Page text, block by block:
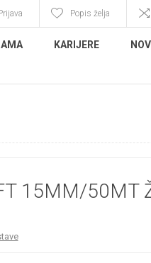
Popis želja
KARIJERE
15MM/50MT